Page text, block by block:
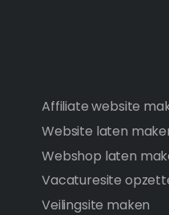
Affiliate website
Website laten
Webshop laten
Vacaturesite
Veilingsite maken